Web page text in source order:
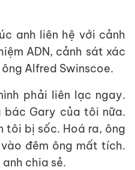
anh liên hệ với cảnh
ADN, cảnh sát xác
Alfred Swinscoe.
phải liên lạc ngay.
bác Gary của tôi nữa.
tôi bị sốc. Hoá ra, ông
đêm ông mất tích.
chia sẻ.